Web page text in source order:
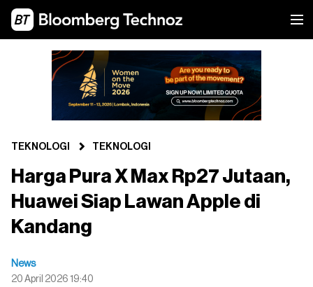
TEKNOLOGI TEKNOLOGI
Harga Pura X Max Rp27 Jutaan,
Huawei Siap Lawan Apple di
Kandang
News
20 April 2026 19:40